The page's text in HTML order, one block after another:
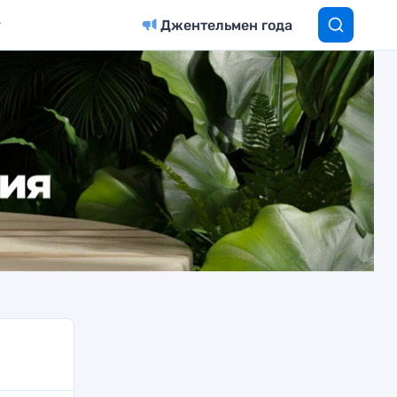
Джентельмен года